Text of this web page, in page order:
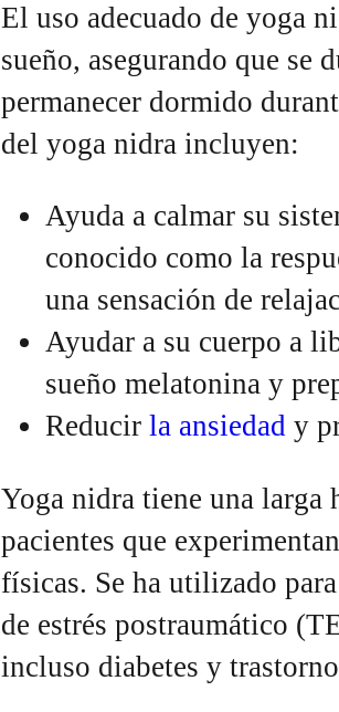
El uso adecuado de yoga
sueño, asegurando que se
permanecer dormido
del yoga nidra incluyen:
Ayuda a calmar su
conocido como la
una sensación de
Ayudar a su cuerpo a
sueño melatonina y
Reducir la ansiedady
Yoga nidra tiene una larga
pacientes que
físicas. Se ha utilizado
de estrés postraumático
incluso diabetes y